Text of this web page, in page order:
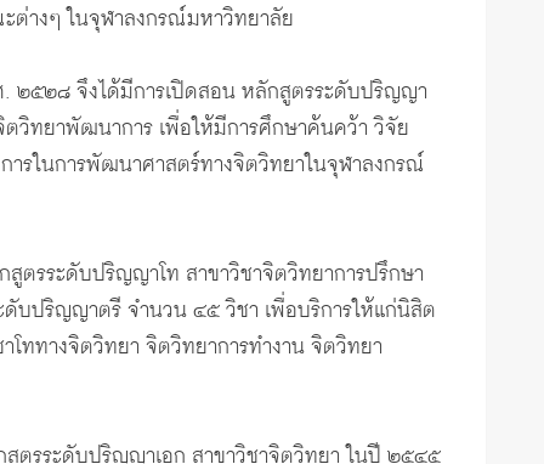
ต่างๆ ในจุฬาลงกรณ์มหาวิทยาลัย
๒๕๒๘ จึงได้มีการเปิดสอน หลักสูตรระดับปริญญา
วิทยาพัฒนาการ เพื่อให้มีการศึกษาค้นคว้า วิจัย
รในการพัฒนาศาสตร์ทางจิตวิทยาในจุฬาลงกรณ์
รระดับปริญญาโท สาขาวิชาจิตวิทยาการปรึกษา
บปริญญาตรี จำนวน ๔๕ วิชา เพื่อบริการให้แก่นิสิต
ททางจิตวิทยา จิตวิทยาการทำงาน จิตวิทยา
ตรระดับปริญญาเอก สาขาวิชาจิตวิทยา ในปี ๒๕๔๕